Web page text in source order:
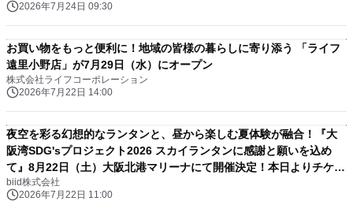
2026年7月24日 09:30
お買い物をもっと便利に！地域の皆様の暮らしに寄り添う 「ライフ
遠里小野店」が7月29日（水）にオープン
株式会社ライフコーポレーション
2026年7月22日 14:00
夜空を彩る幻想的なランタンと、昼から楽しむ夏体験が融合！『大
阪湾SDG'sプロジェクト2026 スカイランタンに感謝と願いを込め
て』8月22日（土）大阪北港マリーナにて開催決定！本日よりチケッ
ト先行販売開始
biid株式会社
2026年7月22日 11:00